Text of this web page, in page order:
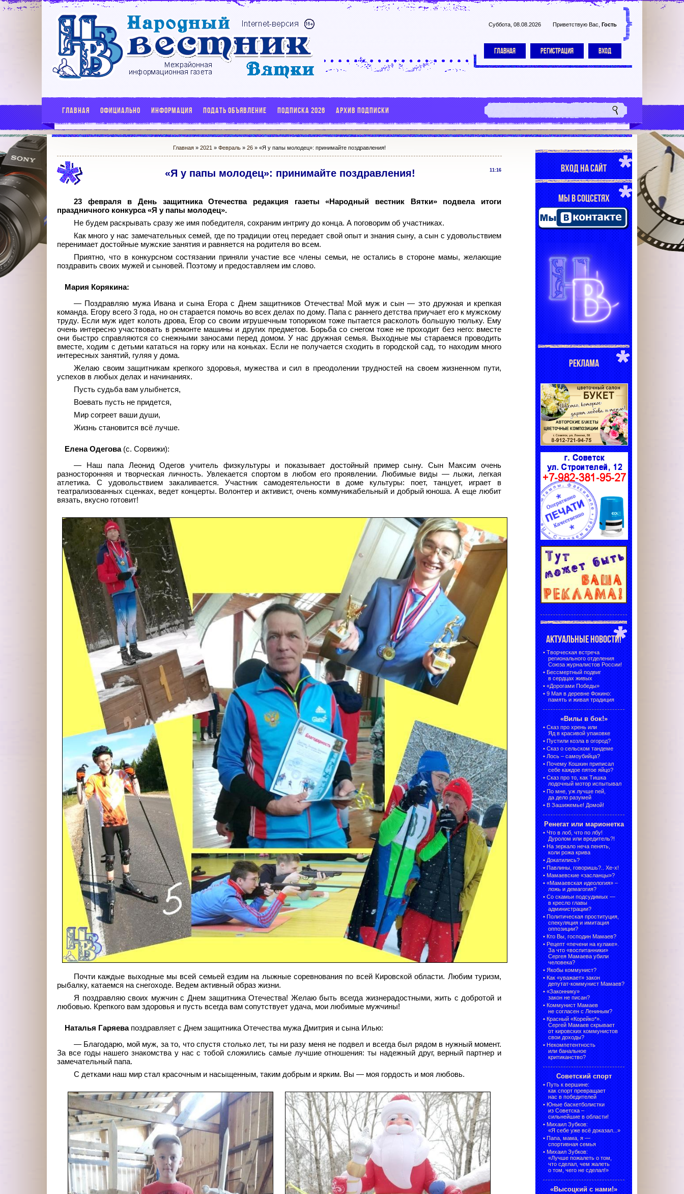
Суббота, 08.08.2026 Приветствую Вас Гость
ГЛАВНАЯ РЕГИСТРАЦИЯ ВХОД
ГЛАВНАЯ ОФИЦИАЛЬНО ИНФОРМАЦИЯ ПОДАТЬ ОБЪЯВЛЕНИЕ ПОДПИСКА 2026 АРХИВ ПОДПИСКИ
Главная» 2021 » Февраль » 26» «Я у папы молодец»: принимайте поздравления!
11:16
«Я у папы молодец»: принимайте поздравления!
23 февраля в День защитника Отечества редакция газеты «Народный вестник Вятки» подвела итоги
праздничного конкурса «Я у папы молодец».
Не будем раскрывать сразу же имя победителя, сохраним интригу до конца. А поговорим об участниках.
Как много у нас замечательных семей, где по традиции отец передает свой опыт и знания сыну, а сын с удовольствием
перенимает достойные мужские занятия и равняется на родителя во всем.
Приятно, что в конкурсном состязании приняли участие все члены семьи, не остались в стороне мамы, желающие
поздравить своих мужей и сыновей. Поэтому и предоставляем им слово.
Мария Корякина:
— Поздравляю мужа Ивана и сына Егора с Днем защитников Отечества! Мой муж и сын — это дружная и крепкая
команда. Егору всего 3 года, но он старается помочь во всех делах по дому. Папа с раннего детства приучает его к мужскому
труду. Если муж идет колоть дрова, Егор со своим игрушечным топориком тоже пытается расколоть большую тюльку. Ему
очень интересно участвовать в ремонте машины и других предметов. Борьба со снегом тоже не проходит без него: вместе
они быстро справляются со снежными заносами перед домом. У нас дружная семья. Выходные мы стараемся проводить
вместе, ходим с детьми кататься на горку или на коньках. Если не получается сходить в городской сад, то находим много
интересных занятий, гуляя у дома.
Желаю своим защитникам крепкого здоровья, мужества и сил в преодолении трудностей на своем жизненном пути,
успехов в любых делах и начинаниях.
Пусть судьба вам улыбнется,
Воевать пусть не придется,
Мир согреет ваши души,
Жизнь становится всё лучше.
Елена Одегова(с. Сорвижи):
— Наш папа Леонид Одегов учитель физкультуры и показывает достойный пример сыну. Сын Максим очень
разносторонняя и творческая личность. Увлекается спортом в любом его проявлении. Любимые виды — лыжи, легкая
атлетика. С удовольствием закаливается. Участник самодеятельности в доме культуры: поет, танцует, играет в
театрализованных сценках, ведет концерты. Волонтер и активист, очень коммуникабельный и добрый юноша. А еще любит
вязать, вкусно готовит!
Почти каждые выходные мы всей семьей ездим на лыжные соревнования по всей Кировской области. Любим туризм,
рыбалку, катаемся на снегоходе. Ведем активный образ жизни.
Я поздравляю своих мужчин с Днем защитника Отечества! Желаю быть всегда жизнерадостными, жить с добротой и
любовью. Крепкого вам здоровья и пусть всегда вам сопутствует удача, мои любимые мужчины!
Наталья Гаряевапоздравляет с Днем защитника Отечества мужа Дмитрия и сына Илью:
— Благодарю, мой муж, за то, что спустя столько лет, ты ни разу меня не подвел и всегда был рядом в нужный момент.
За все годы нашего знакомства у нас с тобой сложились самые лучшие отношения: ты надежный друг, верный партнер и
замечательный папа.
С детками наш мир стал красочным и насыщенным, таким добрым и ярким. Вы — моя гордость и моя любовь.
ВХОД НА САЙТ
МЫ В СОЦСЕТЯХ
РЕКЛАМА
АКТУАЛЬНЫЕ НОВОСТИ!
• Творческая встреча
регионального отделения
Союза журналистов России!
• Бессмертный подвиг
в сердцах живых
• «Дорогами Победы»
• 9 Мая в деревне Фокино:
память и живая традиция
«Вилы в бок!»
• Сказ про хрень или
Яд в красивой упаковке
• Пустили козла в огород?
• Сказ о сельском тандеме
• Лось – самоубийца?
• Почему Кошкин приписал
себе каждое пятое яйцо?
• Сказ про то, как Тишка
лодочный мотор испытывал
• По мне, уж лучше пей,
да дело разумей
• В Зашижемье! Домой!
Ренегат или марионетка
• Что в лоб, что по лбу!
Дуролом или вредитель?!
• На зеркало неча пенять,
коли рожа крива
• Докатились?
• Павлины, говоришь?.. Хе-х!
• Мамаевские «засланцы»?
• «Мамаевская идеология» –
ложь и демагогия?
• Со скамьи подсудимых —
в кресло главы
администрации?
• Политическая проституция,
спекуляция и имитация
оппозиции?
• Кто Вы, господин Мамаев?
• Рецепт «печени на кулаке».
За что «воспитанники»
Сергея Мамаева убили
человека?
• Якобы коммунист?
• Как «уважает» закон
депутат-коммунист Мамаев?
• «Законнику»
закон не писан?
• Коммунист Мамаев
не согласен с Лениным?
• Красный «Корейко*».
Сергей Мамаев скрывает
от кировских коммунистов
свои доходы?
• Некомпетентность
или банальное
критиканство?
Советский спорт
• Путь к вершине:
как спорт превращает
нас в победителей
• Юные баскетболистки
из Советска –
сильнейшие в области!
• Михаил Зубков:
«Я себе уже всё доказал...»
• Папа, мама, я —
спортивная семья
• Михаил Зубков:
«Лучше пожалеть о том,
что сделал, чем жалеть
о том, чего не сделал!»
«Высоцкий с нами!»